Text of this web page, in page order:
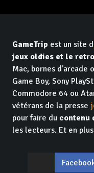
GameTrip est un site
jeux oldies et le
Mac, bornes d'arcade
Game Boy, Sony
Commodore 64 ou
vétérans de la presse
pour faire du contenu
les lecteurs. Et en